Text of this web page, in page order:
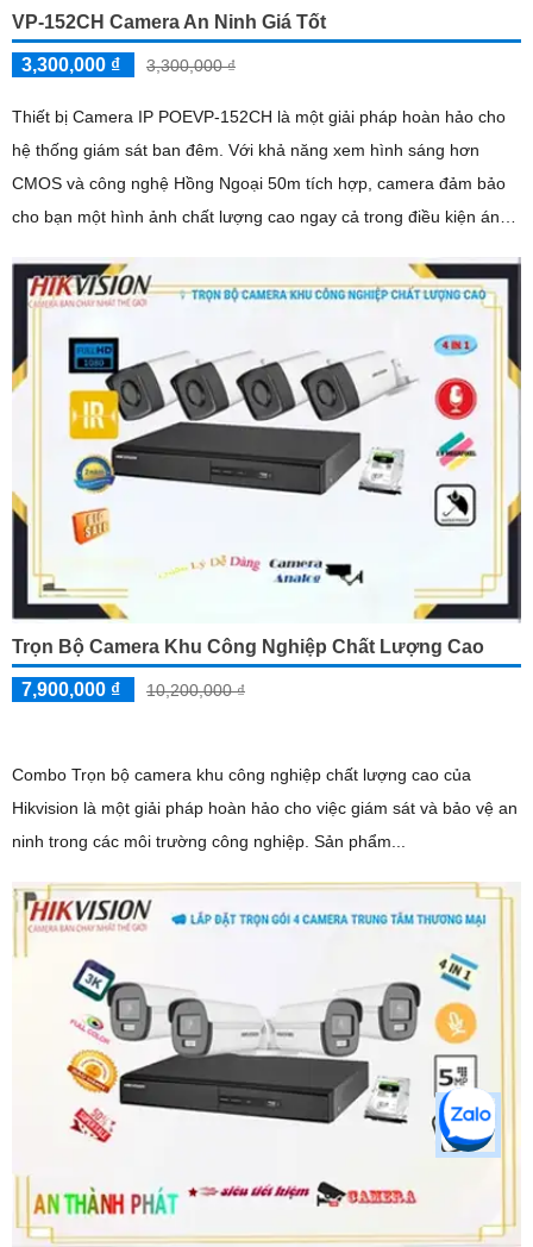
VP-152CH Camera An Ninh Giá Tốt
3,300,000 ₫ 3,300,000 ₫
Thiết bị Camera IP POEVP-152CH là một giải pháp hoàn hảo cho
hệ thống giám sát ban đêm. Với khả năng xem hình sáng hơn
CMOS và công nghệ Hồng Ngoại 50m tích hợp, camera đảm bảo
cho bạn một hình ảnh chất lượng cao ngay cả trong điều kiện ánh
Trọn Bộ Camera Khu Công Nghiệp Chất Lượng Cao
7,900,000 ₫ 10,200,000 ₫
Combo Trọn bộ camera khu công nghiệp chất lượng cao của
Hikvision là một giải pháp hoàn hảo cho việc giám sát và bảo vệ an
ninh trong các môi trường công nghiệp. Sản phẩm...